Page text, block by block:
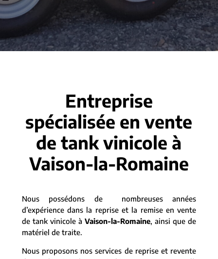
Entreprise
spécialisée en vente
de tank vinicole à
Vaison-la-Romaine
Nous possédons de nombreuses années
d’expérience dans la reprise et la remise en vente
de tank vinicole àVaison-la-Romaine, ainsi que de
matériel de traite.
Nous proposons nos services de reprise et revente